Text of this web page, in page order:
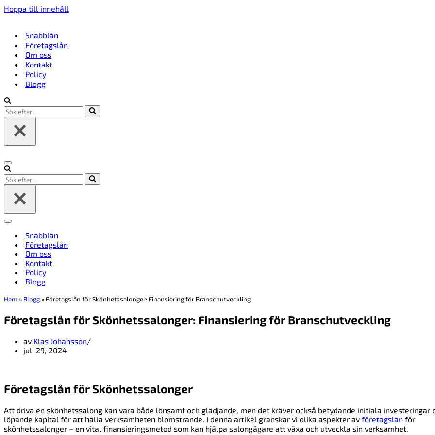
Hoppa till innehåll
Snabblån
Företagslån
Om oss
Kontakt
Policy
Blogg
Sök
efter
Navigeringsmeny
Sök
efter
Navigeringsmeny
Snabblån
Företagslån
Om oss
Kontakt
Policy
Blogg
Hem » Blogg » Företagslån för Skönhetssalonger: Finansiering för Branschutveckling
Företagslån för Skönhetssalonger: Finansiering för Branschutveckling
av Klas Johansson
juli 29, 2024
Företagslån för Skönhetssalonger
Att driva en skönhetssalong kan vara både lönsamt och glädjande, men det kräver också betydande initiala investeringar
löpande kapital för att hålla verksamheten blomstrande. I denna artikel granskar vi olika aspekter av företagslån för
skönhetssalonger – en vital finansieringsmetod som kan hjälpa salongägare att växa och utveckla sin verksamhet.